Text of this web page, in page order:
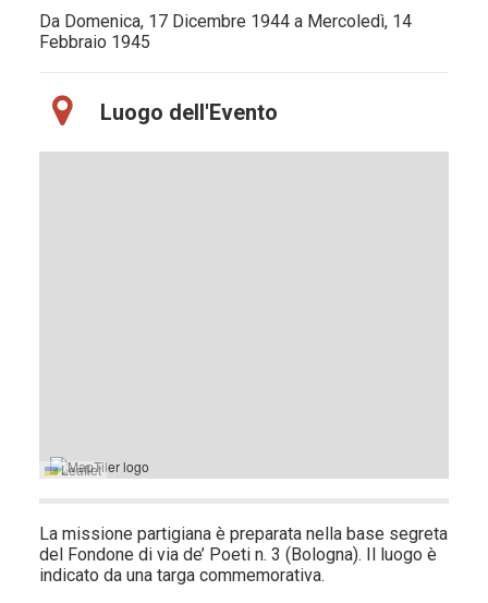
Da Domenica, 17 Dicembre 1944 a Mercoledì, 14
Febbraio 1945
Luogo dell'Evento
Leaflet
La missione partigiana è preparata nella base segreta
del Fondone di via de’ Poeti n. 3 (Bologna). Il luogo è
indicato da una targa commemorativa.